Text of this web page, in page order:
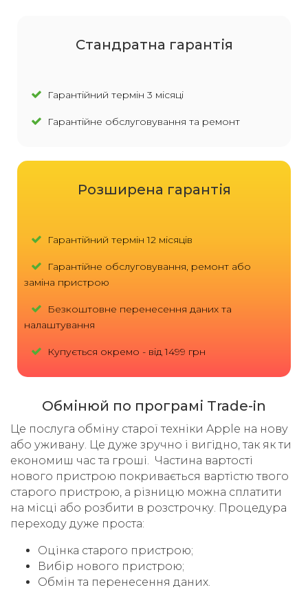
Cтандратна гарантія
Гарантійний термін 3 місяці
Гарантійне обслуговування та ремонт
Розширена гарантія
Гарантійний термін 12 місяців
Гарантійне обслуговування, ремонт або
заміна пристрою
Безкоштовне перенесення даних та
налаштування
Купується окремо - від 1499 грн
Обмінюй по програмі Trade-in
Це послуга обміну старої техніки Apple на нову
або уживану. Це дуже зручно і вигідно, так як ти
економиш час та гроші. Частина вартості
нового пристрою покривається вартістю твого
старого пристрою, а різницю можна сплатити
на місці або розбити в розстрочку. Процедура
переходу дуже проста:
Оцінка старого пристрою;
Вибір нового пристрою;
Обмін та перенесення даних.